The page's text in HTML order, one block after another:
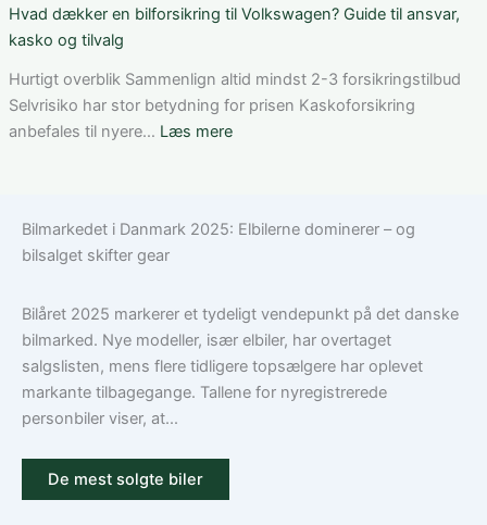
den
løsning
ung
bilforsikring
Tesla
Model
3:
den
Hvad dækker en bilforsikring til Volkswagen? Guide til ansvar,
kasko og tilvalg
Hurtigt overblik Sammenlign altid mindst 2-3 forsikringstilbud
Selvrisiko har stor betydning for prisen Kaskoforsikring
anbefales til nyere… Læs mere:
bilforsikring
Guide
til
ansvar,
kasko
Bilmarkedet i Danmark 2025: Elbilerne dominerer – og
bilsalget skifter gear
Bilåret 2025 markerer et tydeligt vendepunkt på det danske
bilmarked. Nye modeller, især elbiler, har overtaget
salgslisten, mens flere tidligere topsælgere har oplevet
markante tilbagegange. Tallene for nyregistrerede
personbiler viser, at...
De mest solgte biler